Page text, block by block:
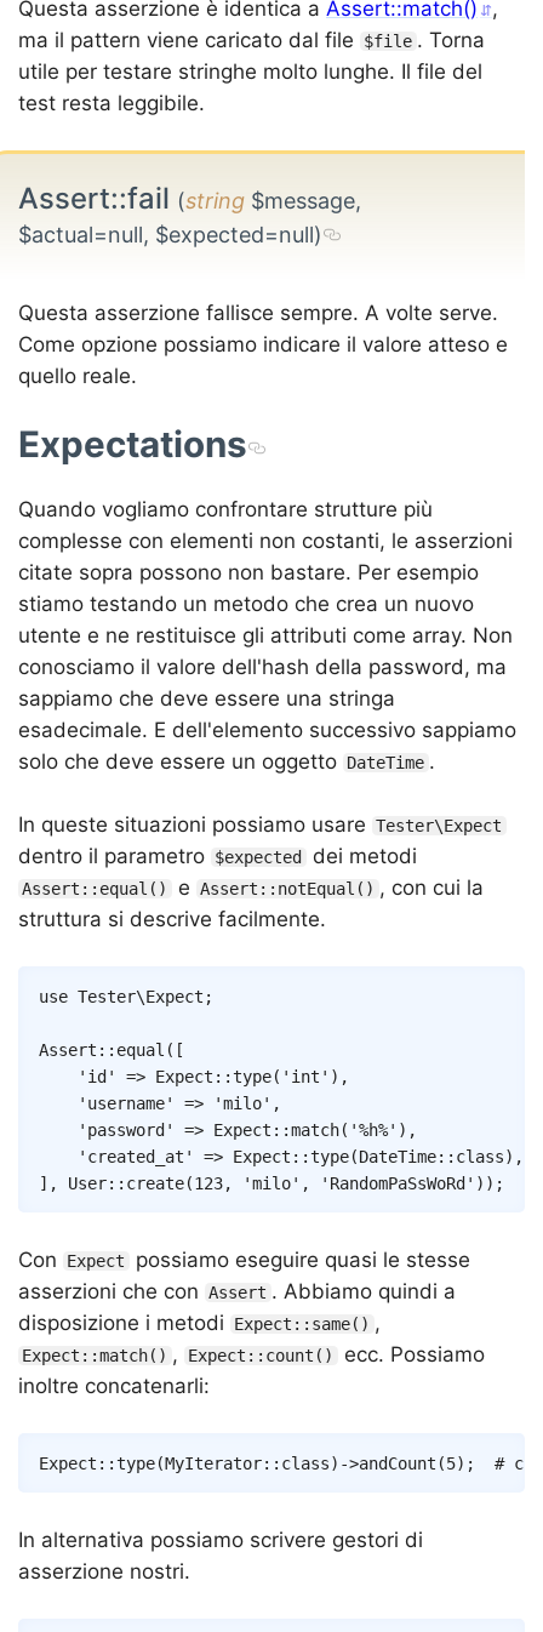
Questa asserzione è identica a Assert::match()
,
ma il pattern viene caricato dal file
$file . Torna
utile per testare stringhe molto lunghe. Il file del
test resta leggibile.
Assert::fail (string $message,
$actual=null, $expected=null)
Questa asserzione fallisce sempre. A volte serve.
Come opzione possiamo indicare il valore atteso e
quello reale.
Expectations
Quando vogliamo confrontare strutture più
complesse con elementi non costanti, le asserzioni
citate sopra possono non bastare. Per esempio
stiamo testando un metodo che crea un nuovo
utente e ne restituisce gli attributi come array. Non
conosciamo il valore dell'hash della password, ma
sappiamo che deve essere una stringa
esadecimale. E dell'elemento successivo sappiamo
solo che deve essere un oggetto DateTime .
In queste situazioni possiamo usare Tester\Expect
dentro il parametro $expected dei metodi
Assert::equal() e Assert::notEqual() , con cui la
struttura si descrive facilmente.
use Tester\Expect ;
Assert :: equal ( [
'id'
=> Expect ::type( 'int' ) ,
'username'
=> 'milo' ,
'password'
=> Expect ::match( '%h%' ) ,
'created_at'
=> Expect ::type(DateTime:: class) ,
] , User:: create(123, 'milo' , 'RandomPaSsWoRd' ) ) ;
Con Expect
possiamo eseguire quasi le stesse
asserzioni che con Assert . Abbiamo quindi a
disposizione i metodi
Expect::same() ,
Expect::match() , Expect::count()
ecc. Possiamo
inoltre concatenarli:
Expect ::type(MyIterator:: class) ->andCount (5) ; # ci
Copy
In alternativa possiamo scrivere gestori di
asserzione nostri.